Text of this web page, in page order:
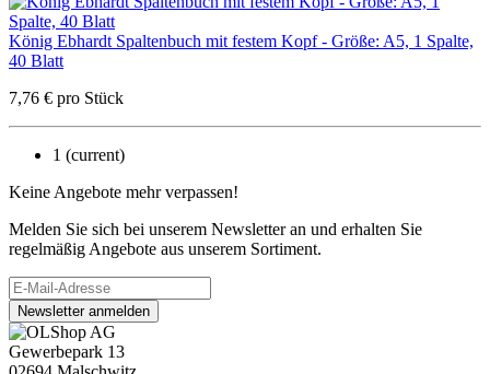
König Ebhardt Spaltenbuch mit festem Kopf - Größe: A5, 1 Spalte,
40 Blatt
7,76 € pro Stück
1 (current)
Keine Angebote mehr verpassen!
Melden Sie sich bei unserem Newsletter an und erhalten Sie
regelmäßig Angebote aus unserem Sortiment.
Newsletter anmelden
Gewerbepark 13